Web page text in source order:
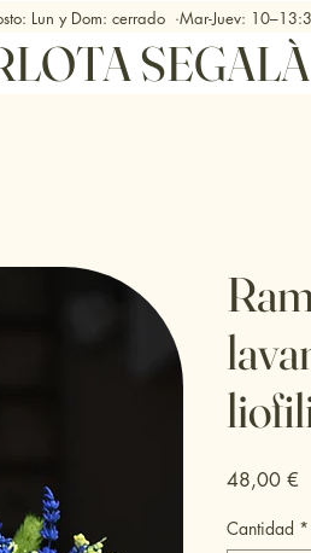
Lun y Dom: cerrado ·Mar-Juev:
SEGALÀ
48,00 €
Cantidad *